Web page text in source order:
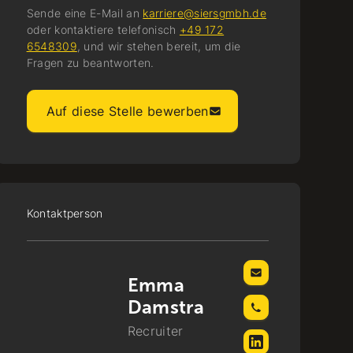
Sende eine E-Mail an karriere@siersgmbh.de
oder kontaktiere telefonisch +49 172
6548309, und wir stehen bereit, um die
Fragen zu beantworten.
Auf diese Stelle bewerben
Kontaktperson
Emma
Damstra
Recruiter